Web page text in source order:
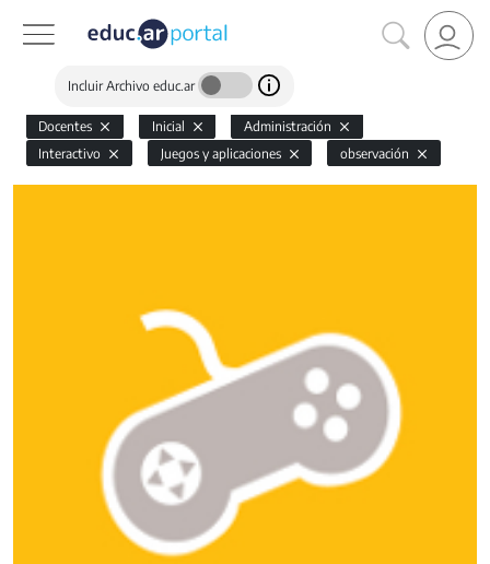
Incluir Archivo educ.ar
Docentes Inicial
Administración
Interactivo
Juegos y aplicaciones observación